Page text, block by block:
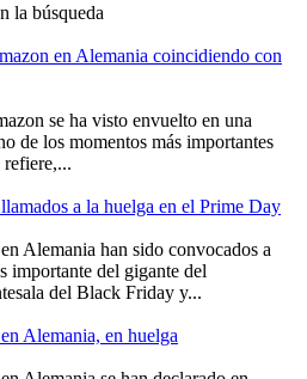
la búsqueda
en Alemania coincidiendo con
se ha visto envuelto en una
de los momentos más importantes
refiere,...
a la huelga en el Prime Day
Alemania han sido convocados a
importante del gigante del
del Black Friday y...
Alemania, en huelga